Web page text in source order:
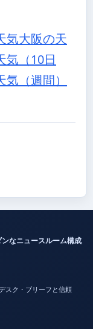
気大阪の天
気（10日
気（週間）
なニュースルーム構成
スク・ブリーフと信頼